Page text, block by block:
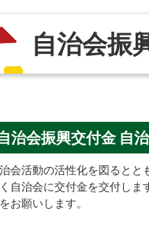
自治会振
治会振興交付金 自
会活動の活性化を図ると
自治会に交付金を交付しま
お願いします。